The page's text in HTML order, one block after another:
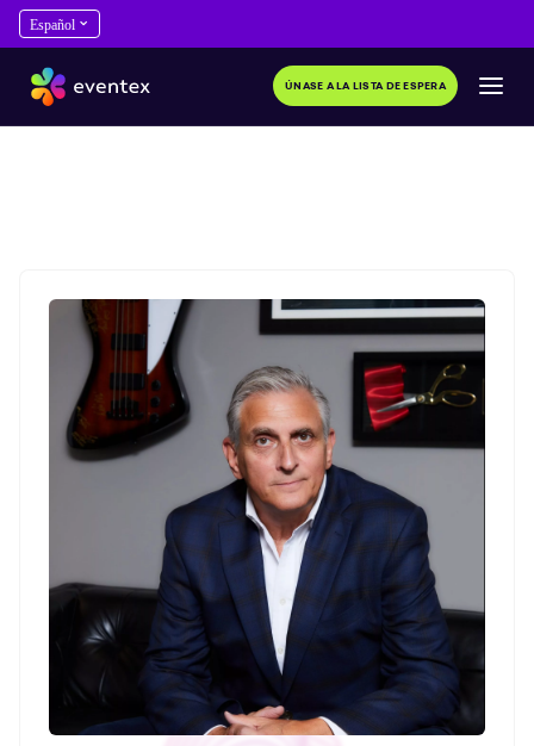
ÚNASE A LA LISTA DE ESPERA